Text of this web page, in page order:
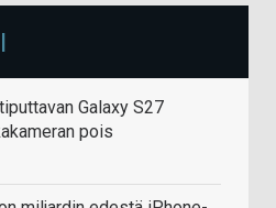
Galaxy S27
pois